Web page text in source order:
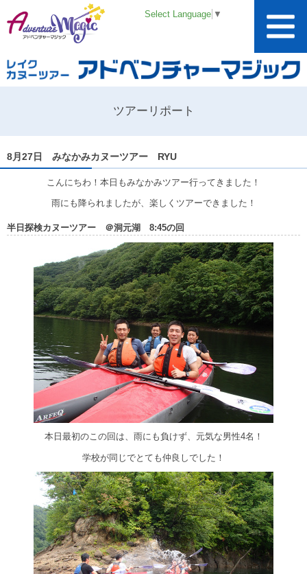
Select Language ▼
ツアーリポート
8月27日 みなかみカヌーツアー RYU
こんにちわ！本日もみなかみツアー行ってきました！
雨にも降られましたが、楽しくツアーできました！
半日探検カヌーツアー ＠洞元湖 8:45の回
本日最初のこの回は、雨にも負けず、元気な男性4名！
学校が同じでとても仲良しでした！